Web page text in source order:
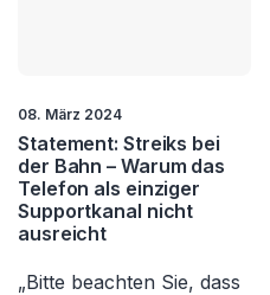
08. März 2024
Statement: Streiks bei
der Bahn – Warum das
Telefon als einziger
Supportkanal nicht
ausreicht
„Bitte beachten Sie, dass